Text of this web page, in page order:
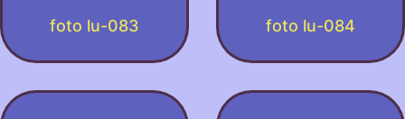
foto lu-083 foto lu-084